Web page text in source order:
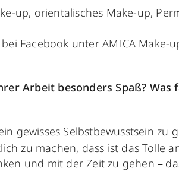
up, orientalisches Make-up,
Facebook unter AMICA
Arbeit besonders Spaß? Was
gewisses Selbstbewusstsein
zu machen, dass ist das Tolle
und mit der Zeit zu gehen–